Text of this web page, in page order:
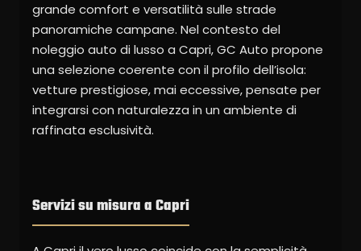
grande comfort e versatilità sulle strade
panoramiche campane. Nel contesto del
noleggio auto di lusso a Capri, GC Auto propone
una selezione coerente con il profilo dell’isola:
vetture prestigiose, mai eccessive, pensate per
integrarsi con naturalezza in un ambiente di
raffinata esclusività.
Servizi su misura a Capri